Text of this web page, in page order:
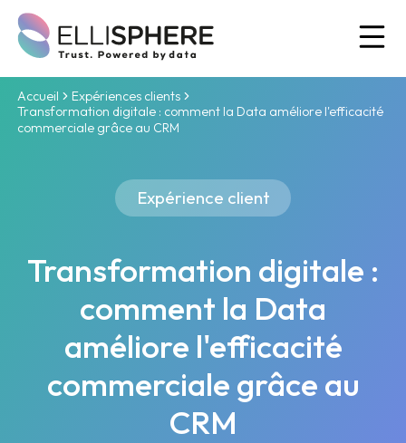
Accueil
Expériences clients
Transformation digitale : comment la Data améliore l'efficacité
commerciale grâce au CRM
Expérience client
Transformation digitale :
comment la Data
améliore l'efficacité
commerciale grâce au
CRM